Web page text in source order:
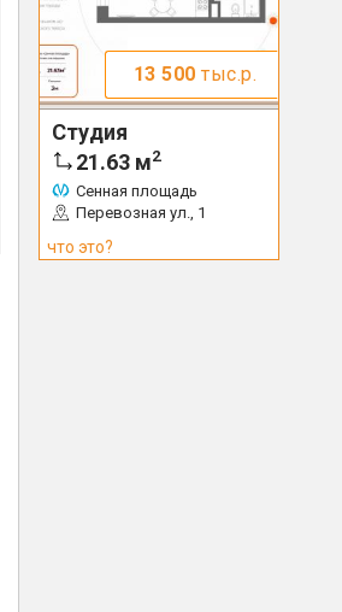
13 500 тыс.р.
Студия
21.63 м2
Сенная площадь
Перевозная ул., 1
что это?